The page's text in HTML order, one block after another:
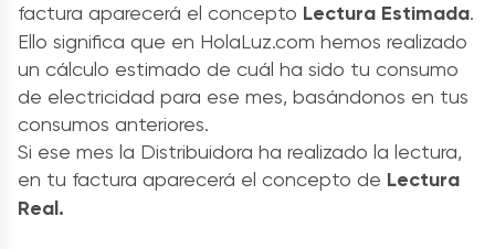
factura aparecerá el concepto Lectura Estimada.
Ello significa que en HolaLuz.com hemos realizado
un cálculo estimado de cuál ha sido tu consumo
de electricidad para ese mes, basándonos en tus
consumos anteriores.
Si ese mes la Distribuidora ha realizado la lectura,
en tu factura aparecerá el concepto de Lectura
Real.